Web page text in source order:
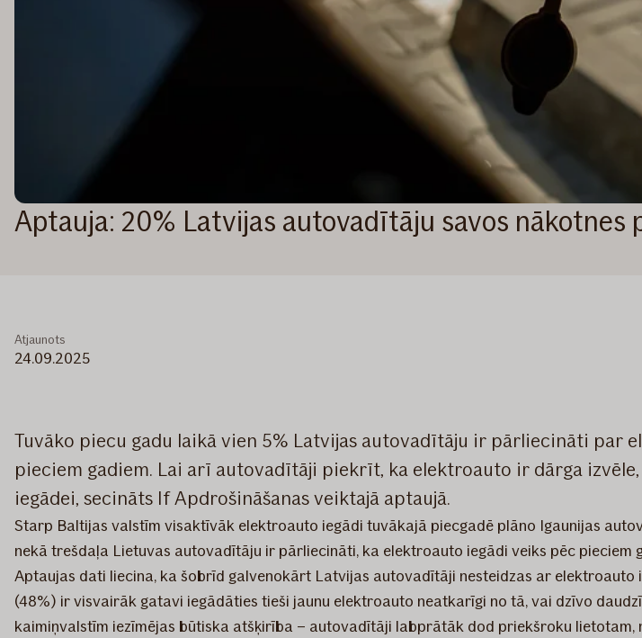
Aptauja: 20% Latvijas autovadītāju savos nākotnes
Atjaunots
24.09.2025
Tuvāko piecu gadu laikā vien 5% Latvijas autovadītāju ir pārliecināti par
pieciem gadiem. Lai arī autovadītāji piekrīt, ka elektroauto ir dārga
iegādei, secināts If Apdrošināšanas veiktajā aptaujā.
Starp Baltijas valstīm visaktīvāk elektroauto iegādi tuvākajā piecgadē plāno Igaunijas
nekā trešdaļa Lietuvas autovadītāju ir pārliecināti, ka elektroauto iegādi veiks pēc
Aptaujas dati liecina, ka šobrīd galvenokārt Latvijas autovadītāji nesteidzas ar
(48%) ir visvairāk gatavi iegādāties tieši jaunu elektroauto neatkarīgi no tā, vai dzīvo
kaimiņvalstīm iezīmējas būtiska atšķirība – autovadītāji labprātāk dod priekšroku lietotam,